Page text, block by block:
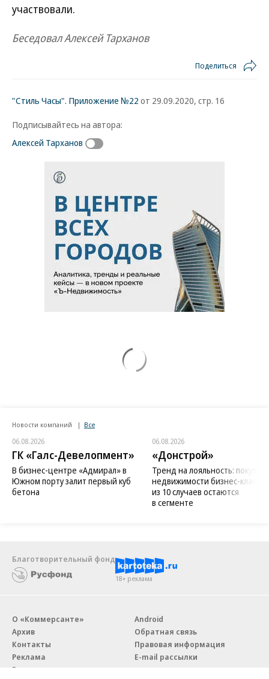
участвовали.
Беседовал Алексей Тарханов
Поделиться
"Стиль Часы". Приложение №22 от 29.09.2020, стр. 16
Подписывайтесь на автора:
Алексей Тарханов
Новости компаний Все
06.08.2026
ГК «Галс-Девелопмент»
В бизнес-центре «Адмирал» в
Южном порту залит первый куб
бетона
06.08.2026
«Донстрой»
Тренд на лояльность:
недвижимости бизнес-класса
из 10 случаев остаются
в сегменте
Благотворительный фонд
18+ реклама
О «Коммерсанте»
Архив
Контакты
Реклама
Вакансии
Android
Обратная связь
Правовая информация
E-mail рассылки